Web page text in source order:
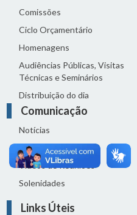
Comissões
Ciclo Orçamentário
Homenagens
Audiências Públicas, Visitas
Técnicas e Seminários
Distribuição do dia
Comunicação
Notícias
Sala de Imprensa
Vídeos de Reuniões
Solenidades
Links Úteis